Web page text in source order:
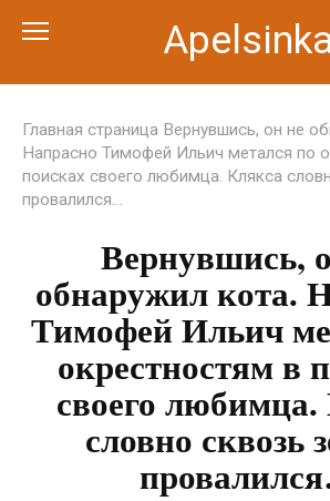
Главная страница Вернувшись, он не
Напрасно Тимофей Ильич метался по
поисках своего любимца. Клякса
провалился…
Вернувшись,
обнаружил кота.
Тимофей Ильич
окрестностям в
своего
словно сквозь